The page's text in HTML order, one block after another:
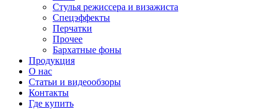
Стулья режиссера и визажиста
Спецэффекты
Перчатки
Прочее
Бархатные фоны
Продукция
О нас
Статьи и видеообзоры
Контакты
Где купить